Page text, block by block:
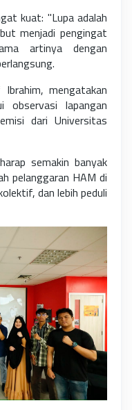
kuat: "Lupa adalah
menjadi pengingat
artinya dengan
mengatakan
observasi lapangan
dari Universitas
semakin banyak
pelanggaran HAM di
dan lebih peduli